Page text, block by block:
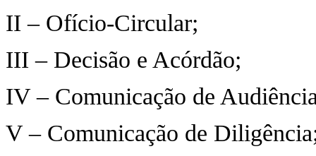
II – Ofício-Circular;
III – Decisão e Acórdão;
IV – Comunicação de
V – Comunicação de